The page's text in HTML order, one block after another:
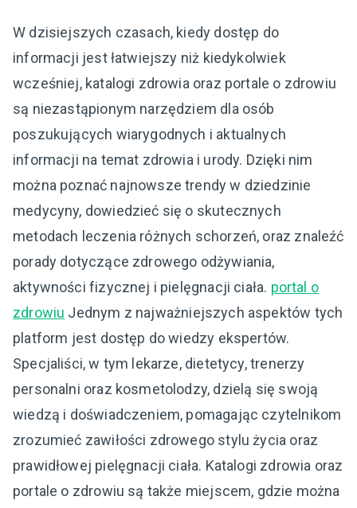
W dzisiejszych czasach, kiedy dostęp do
informacji jest łatwiejszy niż kiedykolwiek
wcześniej, katalogi zdrowia oraz portale o zdrowiu
są niezastąpionym narzędziem dla osób
poszukujących wiarygodnych i aktualnych
informacji na temat zdrowia i urody. Dzięki nim
można poznać najnowsze trendy w dziedzinie
medycyny, dowiedzieć się o skutecznych
metodach leczenia różnych schorzeń, oraz znaleźć
porady dotyczące zdrowego odżywiania,
aktywności fizycznej i pielęgnacji ciała. portal o
zdrowiu Jednym z najważniejszych aspektów tych
platform jest dostęp do wiedzy ekspertów.
Specjaliści, w tym lekarze, dietetycy, trenerzy
personalni oraz kosmetolodzy, dzielą się swoją
wiedzą i doświadczeniem, pomagając czytelnikom
zrozumieć zawiłości zdrowego stylu życia oraz
prawidłowej pielęgnacji ciała. Katalogi zdrowia oraz
portale o zdrowiu są także miejscem, gdzie można